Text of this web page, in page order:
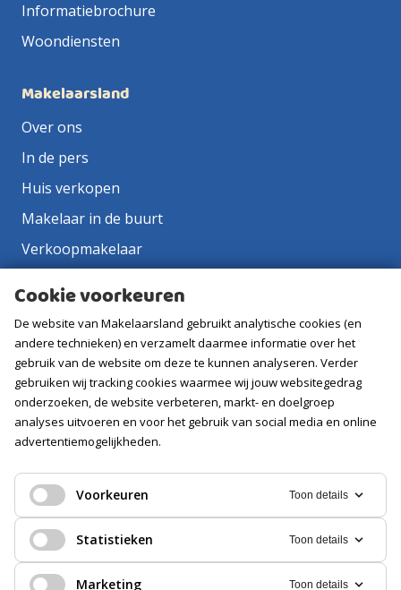
Informatiebrochure
Woondiensten
Makelaarsland
Over ons
In de pers
Huis verkopen
Makelaar in de buurt
Verkoopmakelaar
Vacatures
Volg ons
Cookie voorkeuren
De website van Makelaarsland gebruikt analytische cookies (en
andere technieken) en verzamelt daarmee informatie over het
gebruik van de website om deze te kunnen analyseren. Verder
gebruiken wij tracking cookies waarmee wij jouw websitegedrag
onderzoeken, de website verbeteren, markt- en doelgroep
analyses uitvoeren en voor het gebruik van social media en online
advertentiemogelijkheden.
Voorkeuren Toon details
Statistieken Toon details
Marketing Toon details